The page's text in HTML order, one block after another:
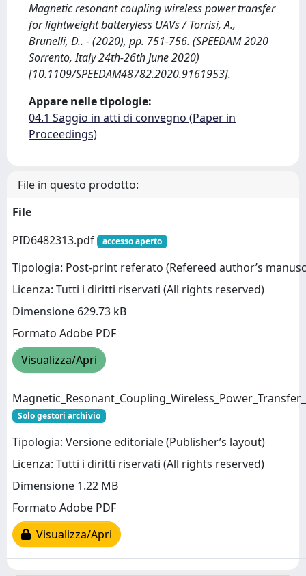
Magnetic resonant coupling wireless power transfer
for lightweight batteryless UAVs / Torrisi, A.,
Brunelli, D.. - (2020), pp. 751-756. (SPEEDAM 2020
Sorrento, Italy 24th-26th June 2020)
[10.1109/SPEEDAM48782.2020.9161953].
Appare nelle tipologie:
04.1 Saggio in atti di convegno (Paper in
Proceedings)
File in questo prodotto:
File
PID6482313.pdf
accesso aperto
Tipologia: Post-print referato (Refereed author’s
Licenza: Tutti i diritti riservati (All rights reserved)
Dimensione 629.73 kB
Formato Adobe PDF
Visualizza/Apri
Solo gestori archivio
Tipologia: Versione editoriale (Publisher’s layout)
Licenza: Tutti i diritti riservati (All rights reserved)
Dimensione 1.22 MB
Formato Adobe PDF
Visualizza/Apri